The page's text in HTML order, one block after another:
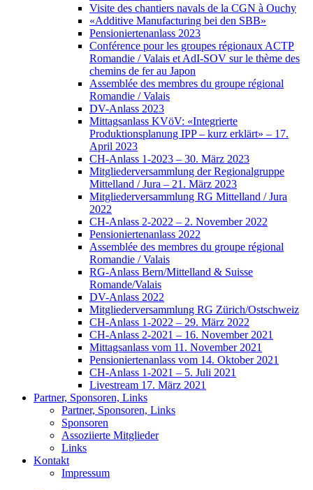
Visite des chantiers navals de la CGN à Ouchy
«Additive Manufacturing bei den SBB»
Pensioniertenanlass 2023
Conférence pour les groupes régionaux ACTP
Romandie / Valais et AdI-SOV sur le thème des
chemins de fer au Japon
Assemblée des membres du groupe régional
Romandie / Valais
DV-Anlass 2023
Mittagsanlass KVöV: «Integrierte
Produktionsplanung IPP – kurz erklärt» – 17.
April 2023
CH-Anlass 1-2023 – 30. März 2023
Mitgliederversammlung der Regionalgruppe
Mittelland / Jura – 21. März 2023
Mitgliederversammlung RG Mittelland / Jura
2022
CH-Anlass 2-2022 – 2. November 2022
Pensioniertenanlass 2022
Assemblée des membres du groupe régional
Romandie / Valais
RG-Anlass Bern/Mittelland & Suisse
Romande/Valais
DV-Anlass 2022
Mitgliederversammlung RG Zürich/Ostschweiz
CH-Anlass 1-2022 – 29. März 2022
CH-Anlass 2-2021 – 16. November 2021
Mittagsanlass vom 11. November 2021
Pensioniertenanlass vom 14. Oktober 2021
CH-Anlass 1-2021 – 5. Juli 2021
Livestream 17. März 2021
Partner, Sponsoren, Links
Partner, Sponsoren, Links
Sponsoren
Assoziierte Mitglieder
Links
Kontakt
Impressum